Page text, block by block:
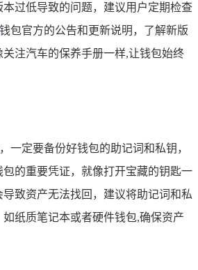
本过低导致的问题，建议用户定期检查
钱包官方的公告和更新说明，了解新版
注汽车的保养手册一样,让钱包始终
一定要备份好钱包的助记词和私钥，
的重要凭证，就像打开宝藏的钥匙一
致资产无法找回，建议将助记词和私
纸质笔记本或者硬件钱包,确保资产